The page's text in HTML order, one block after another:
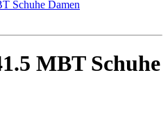
MBT Schuhe